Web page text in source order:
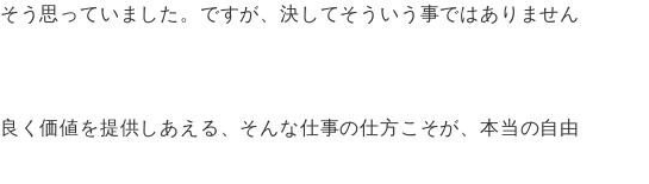
う思っていました。ですが、決してそういう事ではありません
く価値を提供しあえる、そんな仕事の仕方こそが、本当の自由